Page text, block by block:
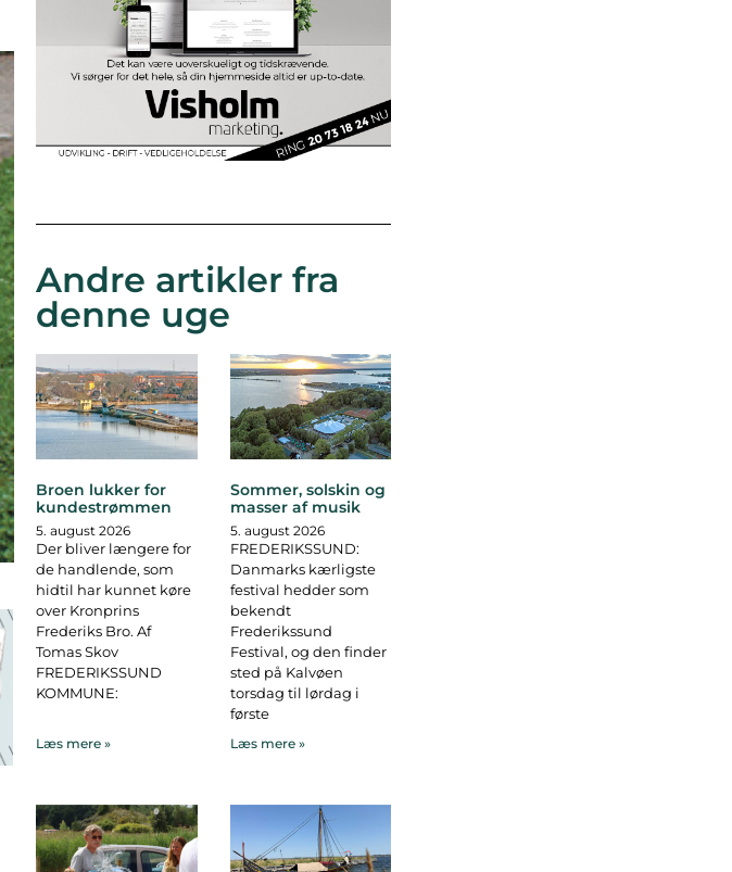
Andre artikler fra
denne uge
Broen lukker for
kundestrømmen
5. august 2026
Der bliver længere for
de handlende, som
hidtil har kunnet køre
over Kronprins
Frederiks Bro. Af
Tomas Skov
FREDERIKSSUND
KOMMUNE:
Læs mere »
Sommer, solskin og
masser af musik
5. august 2026
FREDERIKSSUND:
Danmarks kærligste
festival hedder som
bekendt
Frederikssund
Festival, og den finder
sted på Kalvøen
torsdag til lørdag i
første
Læs mere »